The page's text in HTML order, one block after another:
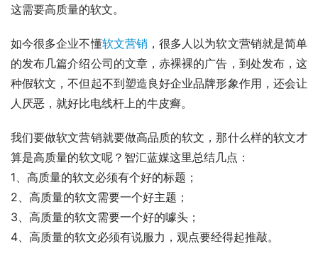
这需要高质量的软文。
如今很多企业不懂软文营销 ，很多人以为软文营销就是简单
的发布几篇介绍公司的文章，赤裸裸的广告，到处发布，这
种假软文，不但起不到塑造良好企业品牌形象作用，还会让
人厌恶，就好比电线杆上的牛皮癣。
我们要做软文营销就要做高品质的软文，那什么样的软文才
算是高质量的软文呢？智汇蓝媒这里总结几点：
1、高质量的软文必须有个好的标题；
2、高质量的软文需要一个好主题；
3、高质量的软文需要一个好的噱头；
4、高质量的软文必须有说服力，观点要经得起推敲。